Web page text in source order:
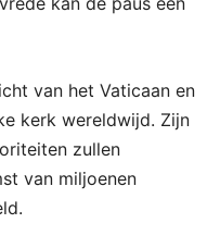
van het Vaticaan en
kerk wereldwijd. Zijn
zullen
van miljoenen